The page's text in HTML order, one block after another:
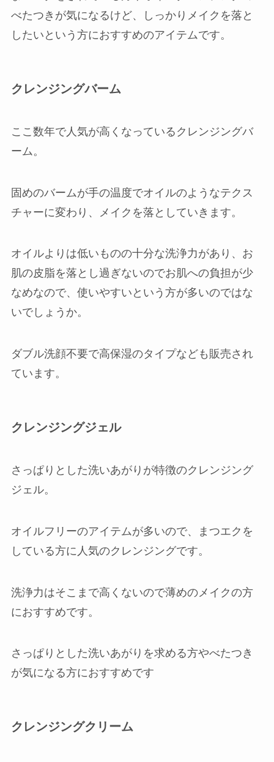
べたつきが気になるけど、しっかりメイクを落と
したいという方におすすめのアイテムです。
クレンジングバーム
ここ数年で人気が高くなっているクレンジングバ
ーム。
固めのバームが手の温度でオイルのようなテクス
チャーに変わり、メイクを落としていきます。
オイルよりは低いものの十分な洗浄力があり、お
肌の皮脂を落とし過ぎないのでお肌への負担が少
なめなので、使いやすいという方が多いのではな
いでしょうか。
ダブル洗顔不要で高保湿のタイプなども販売され
ています。
クレンジングジェル
さっぱりとした洗いあがりが特徴のクレンジング
ジェル。
オイルフリーのアイテムが多いので、まつエクを
している方に人気のクレンジングです。
洗浄力はそこまで高くないので薄めのメイクの方
におすすめです。
さっぱりとした洗いあがりを求める方やべたつき
が気になる方におすすめです
クレンジングクリーム